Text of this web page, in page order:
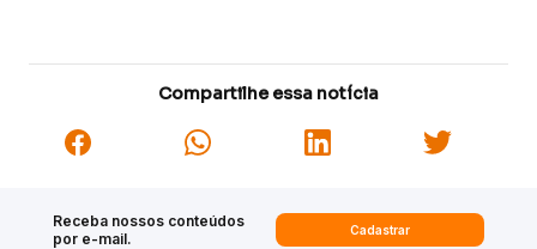
Compartilhe essa notícia
Receba nossos conteúdos
por e-mail.
Cadastrar